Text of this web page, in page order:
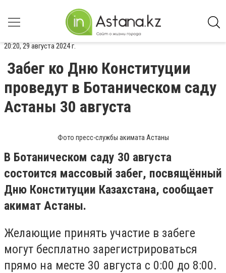
20:20, 29 августа 2024 г.
Забег ко Дню Конституции
проведут в Ботаническом саду
Астаны 30 августа
Фото пресс-службы акимата Астаны
В Ботаническом саду 30 августа
состоится массовый забег, посвящённый
Дню Конституции Казахстана, сообщает
акимат Астаны.
Желающие принять участие в забеге
могут бесплатно зарегистрироваться
прямо на месте 30 августа с 0:00 до 8:00.